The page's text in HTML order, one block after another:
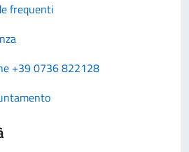
frequenti
+39 0736 822128